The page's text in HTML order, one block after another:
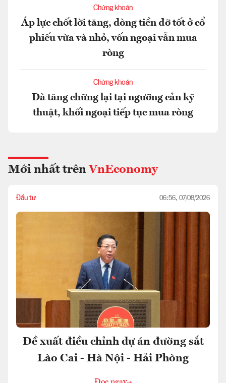
Chứng khoán
Áp lực chốt lời tăng, dòng tiền đỡ tốt ở cổ
phiếu vừa và nhỏ, vốn ngoại vẫn mua
ròng
Chứng khoán
Đà tăng chững lại tại ngưỡng cản kỹ
thuật, khối ngoại tiếp tục mua ròng
Mới nhất trên VnEconomy
Đầu tư 06:56, 07/08/2026
Đề xuất điều chỉnh dự án đường sắt
Lào Cai - Hà Nội - Hải Phòng